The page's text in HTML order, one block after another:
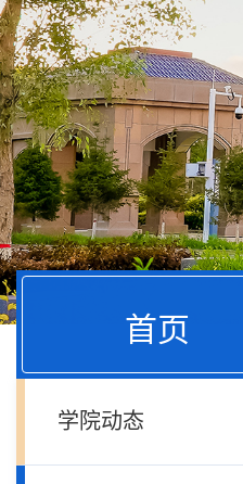
首页
学院动态